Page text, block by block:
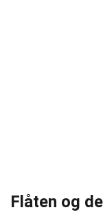
Flåten og